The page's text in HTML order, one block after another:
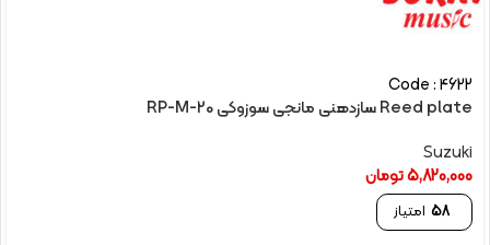
Code : 4622
Reed plate سازدهنی مانجی سوزوکی RP-M-20
Suzuki
5,820,000تومان
58 امتیاز